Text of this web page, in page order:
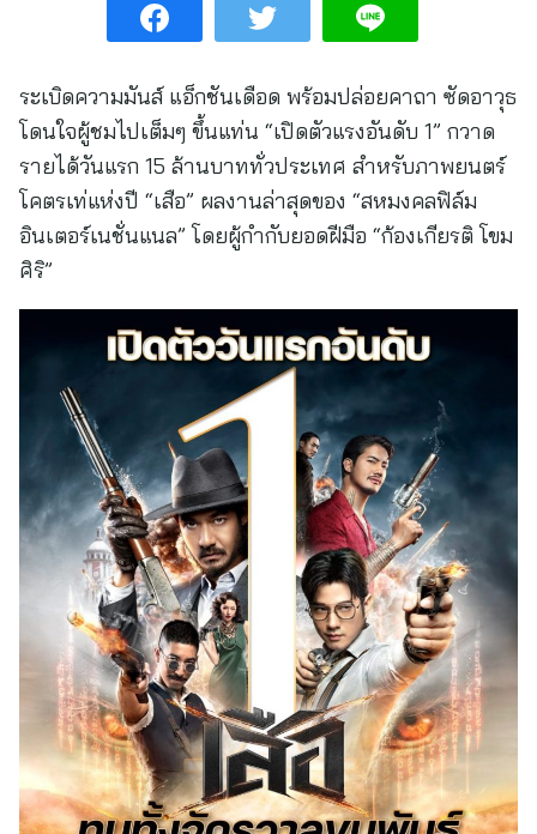
ระเบิดความมันส์ แอ็กชันเดือด พร้อมปล่อยคาถา ซัดอาวุธ
โดนใจผู้ชมไปเต็มๆ ขึ้นแท่น “เปิดตัวแรงอันดับ 1” กวาด
รายได้วันแรก 15 ล้านบาททั่วประเทศ สำหรับภาพยนตร์
โคตรเท่แห่งปี “เสือ” ผลงานล่าสุดของ “สหมงคลฟิล์ม
อินเตอร์เนชั่นแนล” โดยผู้กำกับยอดฝีมือ “ก้องเกียรติ โขม
ศิริ”